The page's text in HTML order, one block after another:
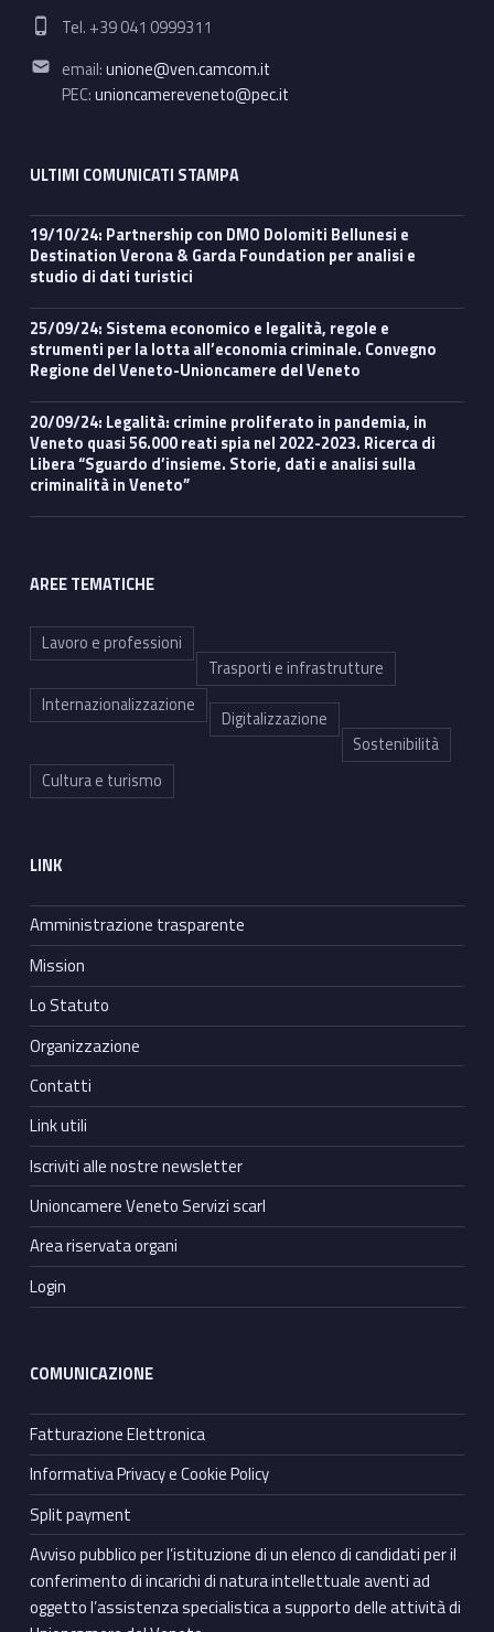
Phone number:
Tel. +39 041 0999311
Email address:
email:unione@ven.camcom.it
PEC:unioncamereveneto@pec.it
ULTIMI COMUNICATI STAMPA
19/10/24: Partnership con DMO Dolomiti Bellunesi e
Destination Verona & Garda Foundation per analisi e
studio di dati turistici
25/09/24: Sistema economico e legalità, regole e
strumenti per la lotta all’economia criminale. Convegno
Regione del Veneto-Unioncamere del Veneto
20/09/24: Legalità: crimine proliferato in pandemia, in
Veneto quasi 56.000 reati spia nel 2022-2023. Ricerca di
Libera “Sguardo d’insieme. Storie, dati e analisi sulla
criminalità in Veneto”
AREE TEMATICHE
Lavoro e professioni
Trasporti e infrastrutture
Internazionalizzazione
Digitalizzazione
Sostenibilità
Cultura e turismo
LINK
Amministrazione trasparente
Mission
Lo Statuto
Organizzazione
Contatti
Link utili
Iscriviti alle nostre newsletter
Unioncamere Veneto Servizi scarl
Area riservata organi
Login
COMUNICAZIONE
Fatturazione Elettronica
Informativa Privacy e Cookie Policy
Split payment
Avviso pubblico per l’istituzione di un elenco di candidati per il
conferimento di incarichi di natura intellettuale aventi ad
oggetto l’assistenza specialistica a supporto delle attività di